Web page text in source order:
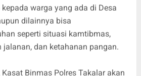
warga yang ada di Desa
dilainnya bisa
seperti situasi kamtibmas,
dan ketahanan pangan.
Binmas Polres Takalar akan